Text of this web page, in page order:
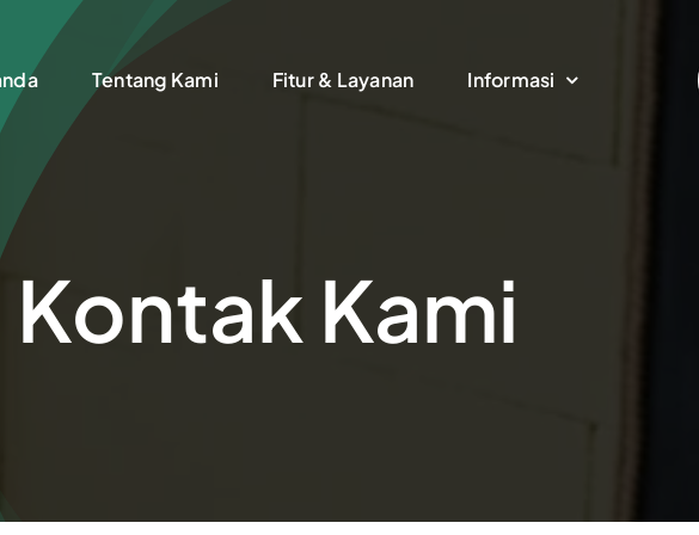
Tentang Kami Fitur & Layanan Informasi
Kontak Kami